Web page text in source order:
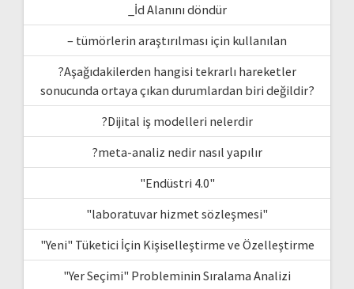
_İd Alanını döndür
– tümörlerin araştırılması için kullanılan
?Aşağıdakilerden hangisi tekrarlı hareketler
sonucunda ortaya çıkan durumlardan biri değildir?
?Dijital iş modelleri nelerdir
?meta-analiz nedir nasıl yapılır
"Endüstri 4.0"
"laboratuvar hizmet sözleşmesi"
"Yeni" Tüketici İçin Kişiselleştirme ve Özelleştirme
"Yer Seçimi" Probleminin Sıralama Analizi